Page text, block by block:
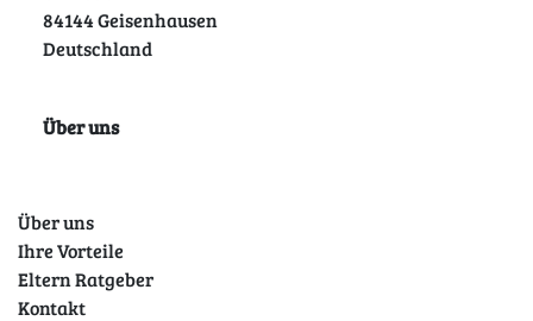
84144 Geisenhausen
Deutschland
Über uns
Über uns
Ihre Vorteile
Eltern Ratgeber
Kontakt